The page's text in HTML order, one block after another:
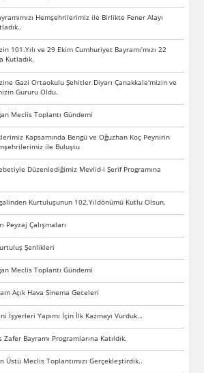
Hemşehrilerimiz ile Birlikte Fener Alayı
101.Yılı ve 29 Ekim Cumhuriyet Bayramı’mızı 22
Kutladık.
Gazi Ortaokulu Şehitler Diyarı Çanakkale'mizin ve
Gururu Oldu.
Meclis Toplantı Gündemi
Kapsamında Bengü ve Oğuzhan Koç Peynirin
ile Buluştu
Düzenlediğimiz Mevlid-i Şerif Programına
Kurtuluşunun 102.Yıldönümü Kutlu Olsun.
Peyzaj Çalışmaları
Şenlikleri
Meclis Toplantı Gündemi
Açık Hava Sinema Geceleri
İşyerleri Yapımı İçin İlk Kazmayı Vurduk…
Zafer Bayramı Programlarına Katıldık.
Üstü Meclis Toplantımızı Gerçekleştirdik..